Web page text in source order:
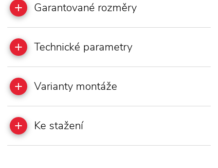
Garantované rozměry
Technické parametry
Varianty montáže
Ke stažení